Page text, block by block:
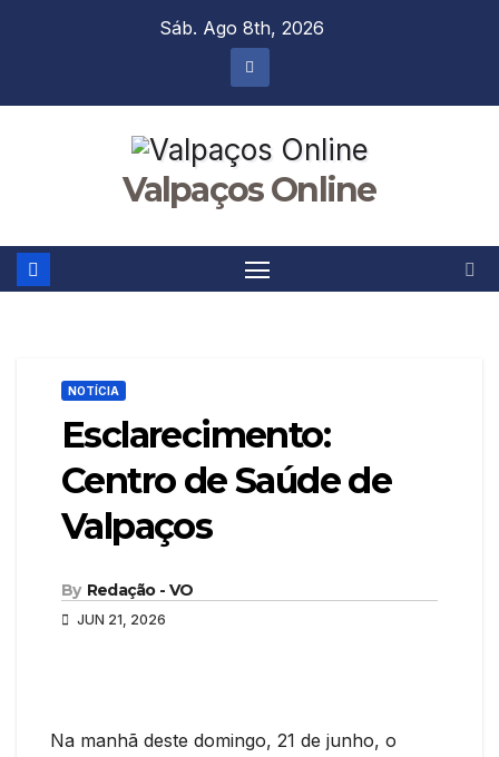
Sáb. Ago 8th, 2026
Valpaços Online
NOTÍCIA
Esclarecimento:
Centro de Saúde de
Valpaços
By Redação - VO
JUN 21, 2026
Na manhã deste domingo, 21 de junho, o